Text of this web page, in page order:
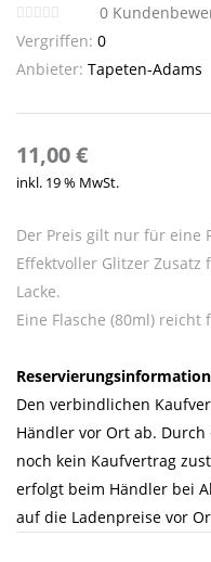
0
Vergriffen: 0
Anbieter: Tapeten-Adams
11,00€
inkl. 19 % MwSt.
Der Preis gilt nur für eine
Effektvoller Glitzer
Lacke.
Eine Flasche (80ml) reicht
Den verbindlichen
Händler vor Ort ab.
noch kein Kaufvertrag
erfolgt beim Händler bei
auf die Ladenpreise vor